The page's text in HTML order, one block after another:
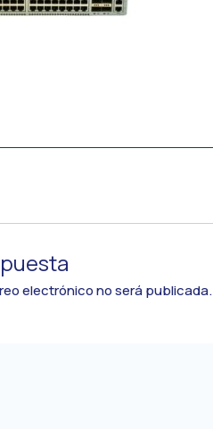
electrónico no será publicada.